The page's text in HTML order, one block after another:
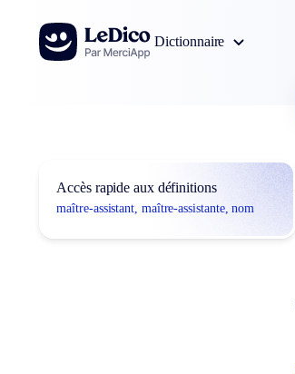
Aller au contenu
Dictionnaire
Accès rapide aux définitions
maître-assistant, maître-assistante, nom